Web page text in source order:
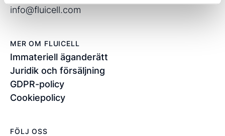
info@fluicell.com
MER OM FLUICELL
Immateriell äganderätt
Juridik och försäljning
GDPR-policy
Cookiepolicy
FÖLJ OSS